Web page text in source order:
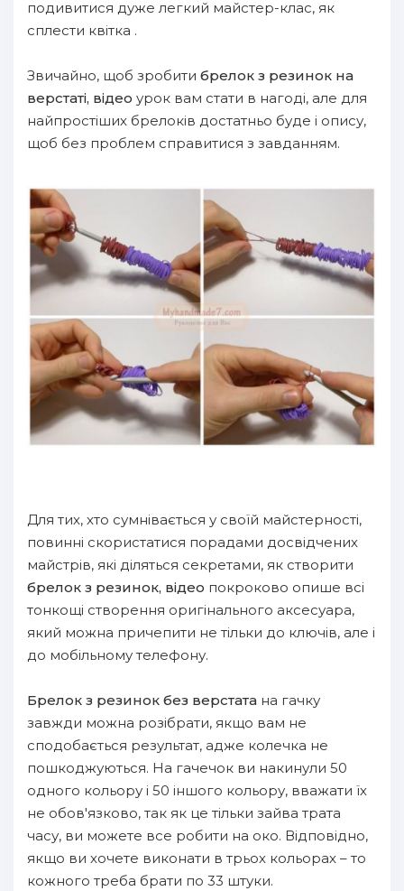
подивитися дуже легкий майстер-клас, як
сплести квітка .
Звичайно, щоб зробити брелок з резинок на
верстаті, відео урок вам стати в нагоді, але для
найпростіших брелоків достатньо буде і опису,
щоб без проблем справитися з завданням.
Для тих, хто сумнівається у своїй майстерності,
повинні скористатися порадами досвідчених
майстрів, які діляться секретами, як створити
брелок з резинок, відео покроково опише всі
тонкощі створення оригінального аксесуара,
який можна причепити не тільки до ключів, але і
до мобільному телефону.
Брелок з резинок без верстата на гачку
завжди можна розібрати, якщо вам не
сподобається результат, адже колечка не
пошкоджуються. На гачечок ви накинули 50
одного кольору і 50 іншого кольору, вважати їх
не обов'язково, так як це тільки зайва трата
часу, ви можете все робити на око. Відповідно,
якщо ви хочете виконати в трьох кольорах – то
кожного треба брати по 33 штуки.